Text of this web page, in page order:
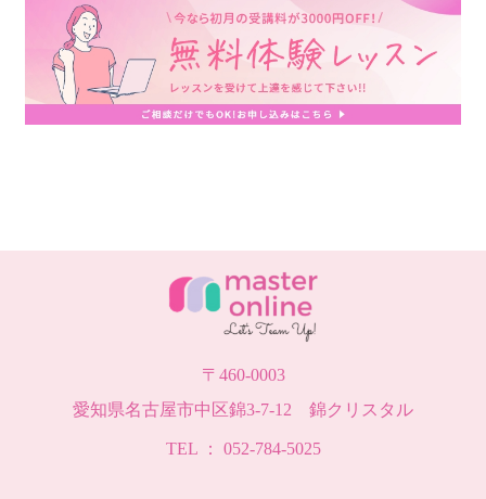
〒460-0003
愛知県名古屋市中区錦3-7-12 錦クリスタル
TEL ： 052-784-5025